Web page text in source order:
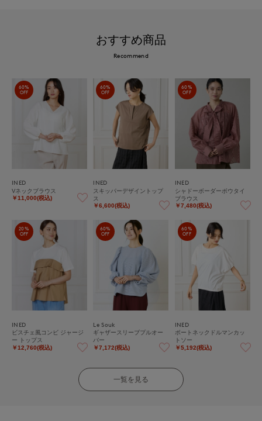
おすすめ商品
Recommend
60%
OFF
INED
Vネックブラウス
￥11,000(税込)
60%
OFF
INED
スキッパーデザイントップ
ス
￥6,600(税込)
60%
OFF
INED
シャドーボーダーボウタイ
ブラウス
￥7,480(税込)
20%
OFF
INED
ビスチェ風コンビ ジャージ
ー トップス
￥12,760(税込)
60%
OFF
Le Souk
ギャザースリーブプルオー
バー
￥7,172(税込)
60%
OFF
INED
ボートネックドルマンカッ
トソー
￥5,192(税込)
一覧を見る